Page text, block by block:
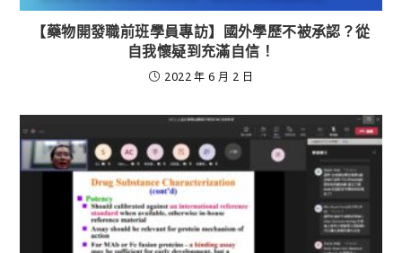
【藥物開發職前班學員專訪】國外學歷不被承認？從
自我懷疑到充滿自信！
2022 年 6 月 2 日